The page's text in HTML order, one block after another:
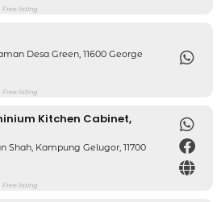
Free listing
Desa Green, 11600 George
Free listing
Kitchen Cabinet,
Shah, Kampung Gelugor, 11700
Free listing